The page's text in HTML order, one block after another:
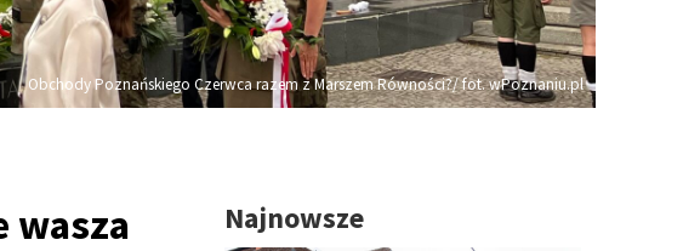
Obchody Poznańskiego Czerwca razem z Marszem Równości?/ fot. wPoznaniu.pl
wasza
Najnowsze